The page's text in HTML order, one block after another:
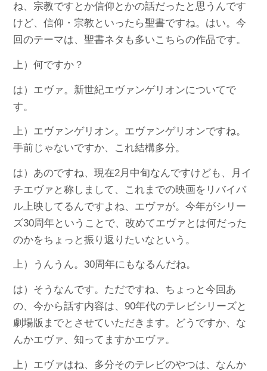
ね、宗教ですとか信仰とかの話だったと思うんです
けど、信仰・宗教といったら聖書ですね。はい。今
回のテーマは、聖書ネタも多いこちらの作品です。
上）何ですか？
は）エヴァ。新世紀エヴァンゲリオンについてで
す。
上）エヴァンゲリオン。エヴァンゲリオンですね。
手前じゃないですか、これ結構多分。
は）あのですね、現在2月中旬なんですけども、月イ
チエヴァと称しまして、これまでの映画をリバイバ
ル上映してるんですよね、エヴァが。今年がシリー
ズ30周年ということで、改めてエヴァとは何だった
のかをちょっと振り返りたいなという。
上）うんうん。30周年にもなるんだね。
は）そうなんです。ただですね、ちょっと今回あ
の、今から話す内容は、90年代のテレビシリーズと
劇場版までとさせていただきます。どうですか、な
んかエヴァ、知ってますかエヴァ。
上）エヴァはね、多分そのテレビのやつは、なんか